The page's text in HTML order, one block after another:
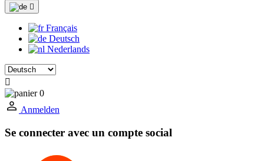

Français
Deutsch
Nederlands

0
Anmelden
Se connecter avec un compte social